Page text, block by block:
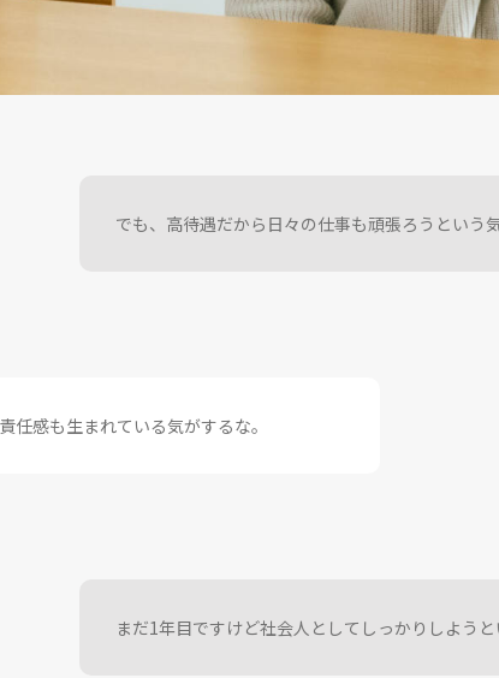
でも、高待遇だから日々の仕事も頑張ろうという
任感も生まれている気がするな。
まだ1年目ですけど社会人としてしっかりしようと